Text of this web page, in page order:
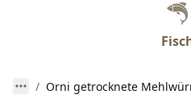
Orni getrocknete